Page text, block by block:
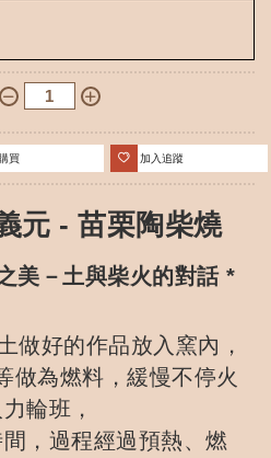
買 加入追蹤
元 - 苗栗陶柴燒
美－土與柴火的對話 *
做好的作品放入窯內，
做為燃料，緩慢不停火
輪班，
，過程經過預熱、燃